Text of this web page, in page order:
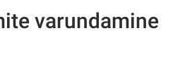
varundamine